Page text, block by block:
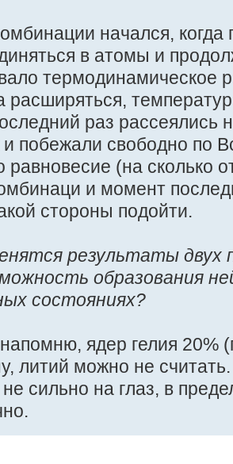
начался,
в атомы и
термодинамическое
расширяться,
раз рассеялись
и побежали свободно по
равновесие (на сколько
и момент
стороны подойти.
результаты двух
образования
состояниях?
ядер гелия 20%
литий можно не
сильно на глаз, в